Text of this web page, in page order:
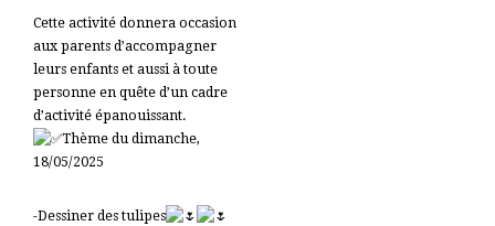
Cette activité donnera occasion
aux parents d’accompagner
leurs enfants et aussi à toute
personne en quête d’un cadre
d’activité épanouissant.
Thème du dimanche,
18/05/2025
-Dessiner des tulipes